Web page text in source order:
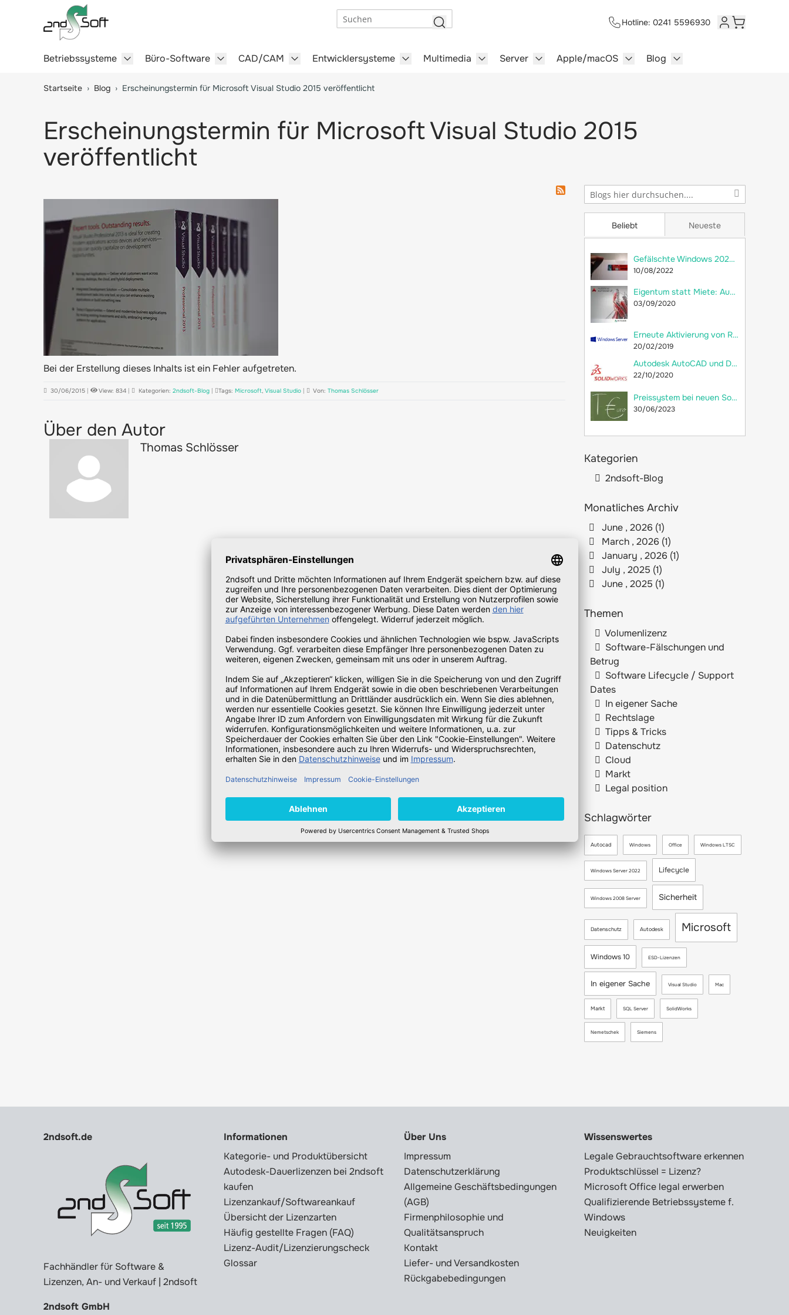
Betriebssysteme
Büro-Software
CAD/CAM
Entwicklersysteme
Multimedia
Server
Apple/macOS
Blog
Hotline: 0241 5596930 Kundenkonto
Warenkorb
Startseite › Blog › Erscheinungstermin für Microsoft Visual Studio 2015 veröffentlicht
Erscheinungstermin für Microsoft Visual Studio 2015
veröffentlicht
Beliebt
Gefälschte Windows 2022 Server im Umlauf
10/08/2022
Eigentum statt Miete: Autodesk AutoCAD LT 2018 jetzt als Dauerlizenz bei 2ndsoft kaufen!
03/09/2020
Erneute Aktivierung von RDS-CALs und Neuerstellung der Remotedesktop-Lizenzdatenbank
20/02/2019
Autodesk AutoCAD und Dassault Systèmes SolidWorks: Welche Unterschiede gibt es?
22/10/2020
Preissystem bei neuen SolidWorks-Lizenzen: versteckte Preiserhöhung
30/06/2023
Neueste
Kategorien
2ndsoft-Blog
Monatliches Archiv
June , 2026 (1)
March , 2026 (1)
January , 2026 (1)
July , 2025 (1)
June , 2025 (1)
Themen
Volumenlizenz
Software-Fälschungen und
Betrug
Software Lifecycle / Support
Dates
In eigener Sache
Rechtslage
Tipps & Tricks
Datenschutz
Cloud
Markt
Legal position
Schlagwörter
Autocad Windows Office Windows LTSC
Windows Server 2022 Lifecycle
Windows 2008 Server Sicherheit
Datenschutz Autodesk Microsoft
Windows 10 ESD-Lizenzen
In eigener Sache Visual Studio Mac
Markt SQL Server SolidWorks
Nemetschek Siemens
Bei der Erstellung dieses Inhalts ist ein Fehler aufgetreten.
30/06/2015 | View: 834 | Kategorien: 2ndsoft-Blog | Tags: Microsoft, Visual Studio | Von: Thomas Schlösser
Über den Autor
Thomas Schlösser
2ndsoft.de
Fachhändler für Software &
Lizenzen, An- und Verkauf | 2ndsoft
2ndsoft GmbH
Informationen
Kategorie- und Produktübersicht
Autodesk-Dauerlizenzen bei 2ndsoft
kaufen
Lizenzankauf/Softwareankauf
Übersicht der Lizenzarten
Häufig gestellte Fragen (FAQ)
Lizenz-Audit/Lizenzierungscheck
Glossar
Über Uns
Impressum
Datenschutzerklärung
Allgemeine Geschäftsbedingungen
(AGB)
Firmenphilosophie und
Qualitätsanspruch
Kontakt
Liefer- und Versandkosten
Rückgabebedingungen
Wissenswertes
Legale Gebrauchtsoftware erkennen
Produktschlüssel = Lizenz?
Microsoft Office legal erwerben
Qualifizierende Betriebssysteme f.
Windows
Neuigkeiten